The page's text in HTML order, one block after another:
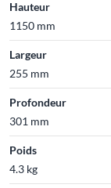
Hauteur
1150 mm
Largeur
255 mm
Profondeur
301 mm
Poids
4.3 kg